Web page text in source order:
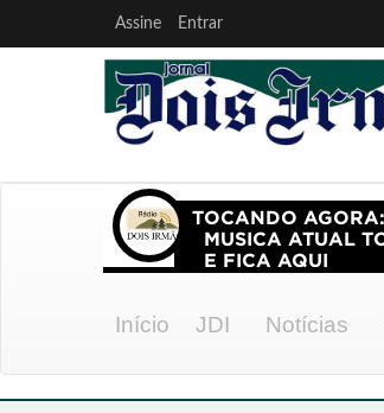
Assine Entrar
Início JDI Notícias